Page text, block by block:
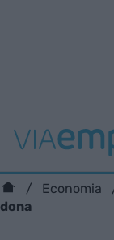
Economia
dona